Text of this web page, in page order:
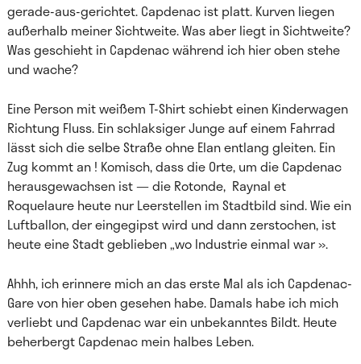
gerade-aus-gerichtet. Capdenac ist platt. Kurven liegen
außerhalb meiner Sichtweite. Was aber liegt in Sichtweite?
Was geschieht in Capdenac während ich hier oben stehe
und wache?
Eine Person mit weißem T-Shirt schiebt einen Kinderwagen
Richtung Fluss. Ein schlaksiger Junge auf einem Fahrrad
lässt sich die selbe Straße ohne Elan entlang gleiten. Ein
Zug kommt an ! Komisch, dass die Orte, um die Capdenac
herausgewachsen ist — die Rotonde, Raynal et
Roquelaure heute nur Leerstellen im Stadtbild sind. Wie ein
Luftballon, der eingegipst wird und dann zerstochen, ist
heute eine Stadt geblieben „wo Industrie einmal war ».
Ahhh, ich erinnere mich an das erste Mal als ich Capdenac-
Gare von hier oben gesehen habe. Damals habe ich mich
verliebt und Capdenac war ein unbekanntes Bildt. Heute
beherbergt Capdenac mein halbes Leben.